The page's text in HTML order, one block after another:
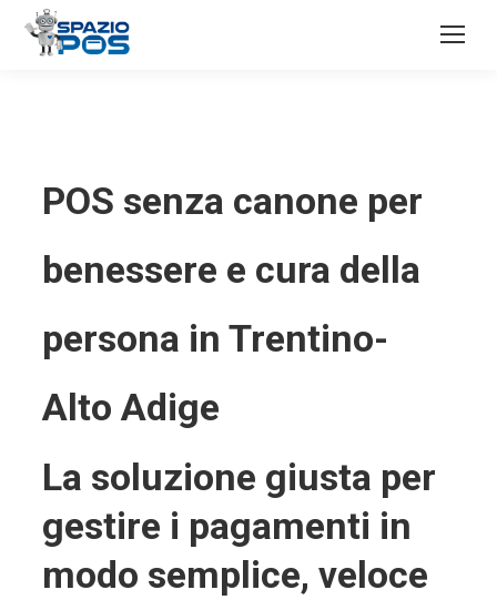
POS senza canone per
benessere e cura della
persona in Trentino-
Alto Adige
La soluzione giusta per
gestire i pagamenti in
modo semplice, veloce